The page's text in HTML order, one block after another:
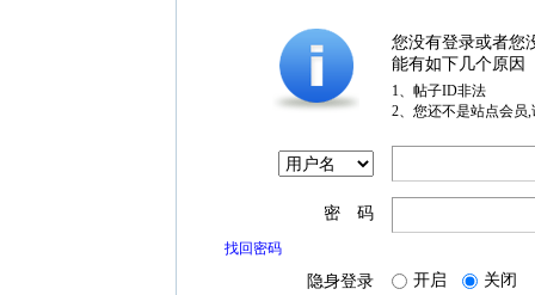
您没有登录或者您
能有如下几个原因
1、帖子ID非法
2、您还不是站点会员
密 码
找回密码
隐身登录 开启 关闭